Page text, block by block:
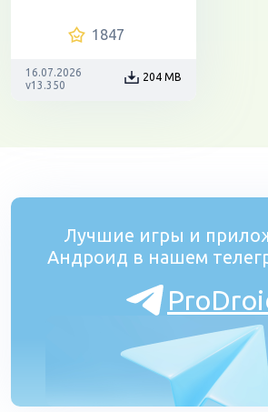
1847
16.07.2026
v13.350
204 MB
Лучшие игры и
Андроид в нашем